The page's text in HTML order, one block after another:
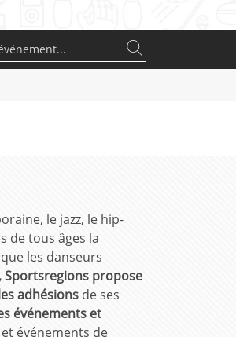
le jazz, le hip-
de tous âges la
les danseurs
Sportsregions propose
adhésions de ses
événements et
événements de